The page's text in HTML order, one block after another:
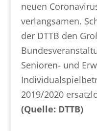
neuen
verlangsamen.
der DTTB den
Senioren- und
2019/2020
(Quelle: DTTB)